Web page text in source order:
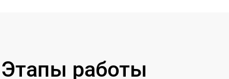
Этапы работы